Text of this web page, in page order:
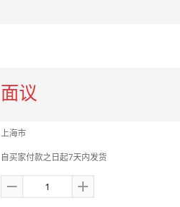
面议
上海市
自买家付款之日起7天内发货